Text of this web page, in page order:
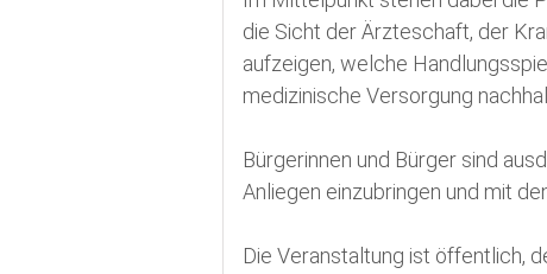
die Sicht der Ärzteschaft, der
aufzeigen, welche
medizinische Versorgung
Bürgerinnen und Bürger sind
Anliegen einzubringen und mit
Die Veranstaltung ist öffentlich,